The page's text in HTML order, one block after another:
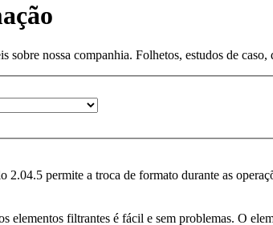
sobre nossa companhia. Folhetos, estudos de